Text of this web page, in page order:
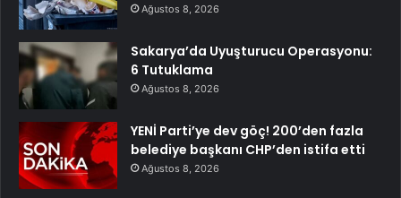
Ağustos 8, 2026
Sakarya’da Uyuşturucu Operasyonu:
6 Tutuklama
Ağustos 8, 2026
YENİ Parti’ye dev göç! 200’den fazla
belediye başkanı CHP’den istifa etti
Ağustos 8, 2026